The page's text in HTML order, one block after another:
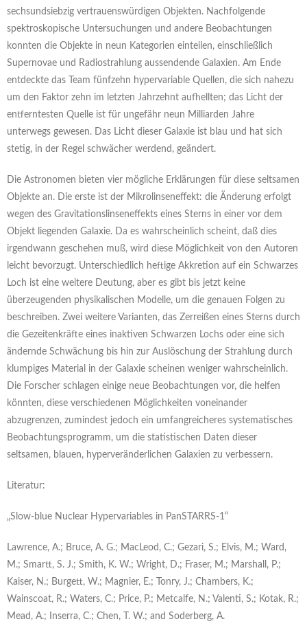
sechsundsiebzig vertrauenswürdigen Objekten. Nachfolgende
spektroskopische Untersuchungen und andere Beobachtungen
konnten die Objekte in neun Kategorien einteilen, einschließlich
Supernovae und Radiostrahlung aussendende Galaxien. Am Ende
entdeckte das Team fünfzehn hypervariable Quellen, die sich nahezu
um den Faktor zehn im letzten Jahrzehnt aufhellten; das Licht der
entferntesten Quelle ist für ungefähr neun Milliarden Jahre
unterwegs gewesen. Das Licht dieser Galaxie ist blau und hat sich
stetig, in der Regel schwächer werdend, geändert.
Die Astronomen bieten vier mögliche Erklärungen für diese seltsamen
Objekte an. Die erste ist der Mikrolinseneffekt: die Änderung erfolgt
wegen des Gravitationslinseneffekts eines Sterns in einer vor dem
Objekt liegenden Galaxie. Da es wahrscheinlich scheint, daß dies
irgendwann geschehen muß, wird diese Möglichkeit von den Autoren
leicht bevorzugt. Unterschiedlich heftige Akkretion auf ein Schwarzes
Loch ist eine weitere Deutung, aber es gibt bis jetzt keine
überzeugenden physikalischen Modelle, um die genauen Folgen zu
beschreiben. Zwei weitere Varianten, das Zerreißen eines Sterns durch
die Gezeitenkräfte eines inaktiven Schwarzen Lochs oder eine sich
ändernde Schwächung bis hin zur Auslöschung der Strahlung durch
klumpiges Material in der Galaxie scheinen weniger wahrscheinlich.
Die Forscher schlagen einige neue Beobachtungen vor, die helfen
könnten, diese verschiedenen Möglichkeiten voneinander
abzugrenzen, zumindest jedoch ein umfangreicheres systematisches
Beobachtungsprogramm, um die statistischen Daten dieser
seltsamen, blauen, hyperveränderlichen Galaxien zu verbessern.
Literatur:
„Slow-blue Nuclear Hypervariables in PanSTARRS-1“
Lawrence, A.; Bruce, A. G.; MacLeod, C.; Gezari, S.; Elvis, M.; Ward,
M.; Smartt, S. J.; Smith, K. W.; Wright, D.; Fraser, M.; Marshall, P.;
Kaiser, N.; Burgett, W.; Magnier, E.; Tonry, J.; Chambers, K.;
Wainscoat, R.; Waters, C.; Price, P.; Metcalfe, N.; Valenti, S.; Kotak, R.;
Mead, A.; Inserra, C.; Chen, T. W.; and Soderberg, A.